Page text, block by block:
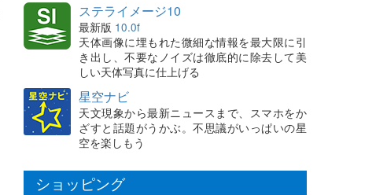
ステライメージ10
最新版 10.0f
天体画像に埋もれた微細な情報を最大限に引
き出し、不要なノイズは徹底的に除去して美
しい天体写真に仕上げる
星空ナビ
天文現象から最新ニュースまで、スマホをか
ざすと話題がうかぶ。不思議がいっぱいの星
空を楽しもう
ショッピング